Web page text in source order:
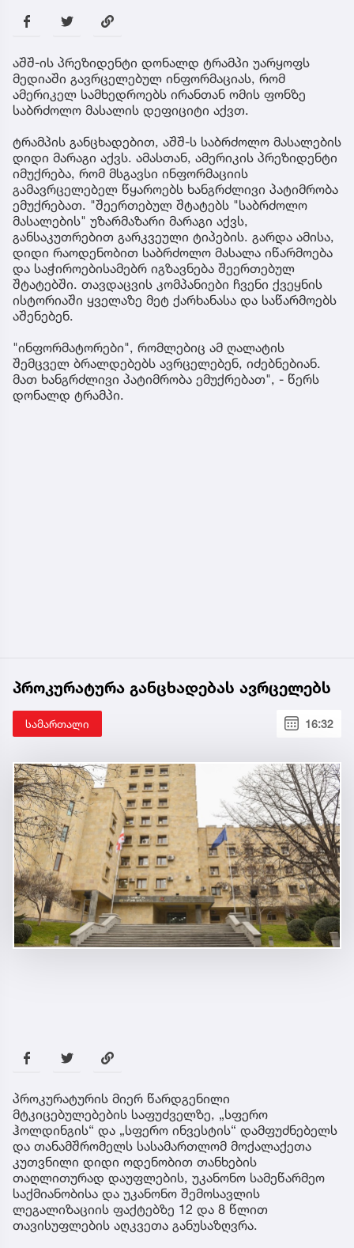
აშშ-ის პრეზიდენტი დონალდ ტრამპი უარყოფს
მედიაში გავრცელებულ ინფორმაციას, რომ
ამერიკელ სამხედროებს ირანთან ომის ფონზე
საბრძოლო მასალის დეფიციტი აქვთ.
ტრამპის განცხადებით, აშშ-ს საბრძოლო მასალების
დიდი მარაგი აქვს. ამასთან, ამერიკის პრეზიდენტი
იმუქრება, რომ მსგავსი ინფორმაციის
გამავრცელებელ წყაროებს ხანგრძლივი პატიმრობა
ემუქრებათ. "შეერთებულ შტატებს "საბრძოლო
მასალების" უზარმაზარი მარაგი აქვს,
განსაკუთრებით გარკვეული ტიპების. გარდა ამისა,
დიდი რაოდენობით საბრძოლო მასალა იწარმოება
და საჭიროებისამებრ იგზავნება შეერთებულ
შტატებში. თავდაცვის კომპანიები ჩვენი ქვეყნის
ისტორიაში ყველაზე მეტ ქარხანასა და საწარმოებს
აშენებენ.
"ინფორმატორები", რომლებიც ამ ღალატის
შემცველ ბრალდებებს ავრცელებენ, იძებნებიან.
მათ ხანგრძლივი პატიმრობა ემუქრებათ", - წერს
დონალდ ტრამპი.
პროკურატურა განცხადებას ავრცელებს
სამართალი 16:32
პროკურატურის მიერ წარდგენილი
მტკიცებულებების საფუძველზე, „სფერო
ჰოლდინგის“ და „სფერო ინვესტის“ დამფუძნებელს
და თანამშრომელს სასამართლომ მოქალაქეთა
კუთვნილი დიდი ოდენობით თანხების
თაღლითურად დაუფლების, უკანონო სამეწარმეო
საქმიანობისა და უკანონო შემოსავლის
ლეგალიზაციის ფაქტებზე 12 და 8 წლით
თავისუფლების აღკვეთა განუსაზღვრა.